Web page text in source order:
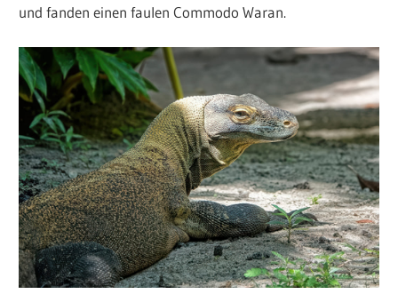
und fanden einen faulen Commodo Waran.